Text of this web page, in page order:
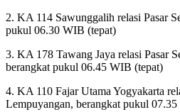
2. KA 114 Sawunggalih relasi Pasar
pukul 06.30 WIB (tepat)
3. KA 178 Tawang Jaya relasi Pasar
berangkat pukul 06.45 WIB (tepat)
4. KA 110 Fajar Utama Yogyakarta
Lempuyangan, berangkat pukul